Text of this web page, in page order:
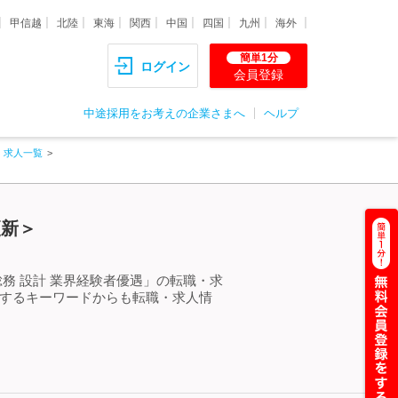
甲信越 北陸 東海 関西 中国 四国 九州 海外
ログイン
簡単1分
会員登録
中途採用をお考えの企業さまへ ヘルプ
求人一覧
＞
設計 業界経験者優遇」の転職・求
るキーワードからも転職・求人情